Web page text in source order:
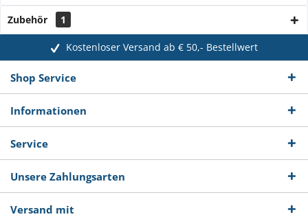
Zubehör 1
Kostenloser Versand ab € 50,- Bestellwert
Shop Service
Informationen
Service
Unsere Zahlungsarten
Versand mit